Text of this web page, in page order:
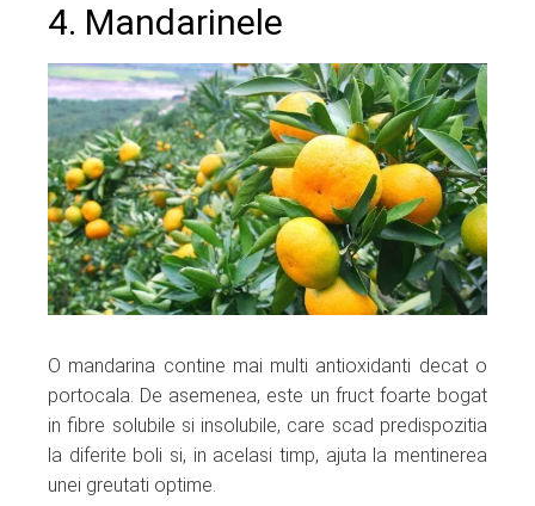
4. Mandarinele
O mandarina contine mai multi antioxidanti decat o
portocala. De asemenea, este un fruct foarte bogat
in fibre solubile si insolubile, care scad predispozitia
la diferite boli si, in acelasi timp, ajuta la mentinerea
unei greutati optime.